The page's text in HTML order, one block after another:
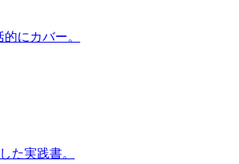
にカバー。
た実践書。